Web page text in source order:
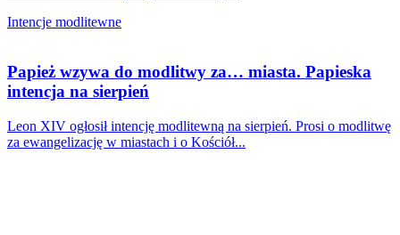
Intencje modlitewne
Papież wzywa do modlitwy za… miasta. Papieska
intencja na sierpień
Leon XIV ogłosił intencję modlitewną na sierpień. Prosi o modlitwę
za ewangelizację w miastach i o Kościół...